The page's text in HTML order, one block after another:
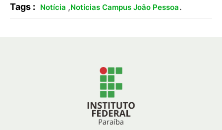
Tags : Notícia ,Notícias Campus João Pessoa.